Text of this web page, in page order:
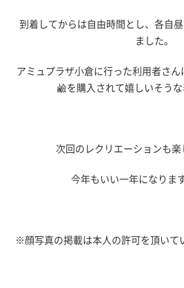
到着してからは自由時間とし、各自
ました。
アミュプラザ小倉に行った利用者さ
鹼を購入されて嬉しいそう
次回のレクリエーションも
今年もいい一年になりま
※顔写真の掲載は本人の許可を頂いて